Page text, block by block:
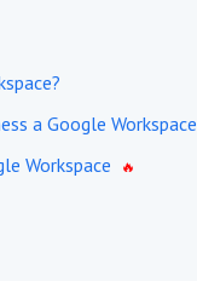
a Google Workspace
Workspace